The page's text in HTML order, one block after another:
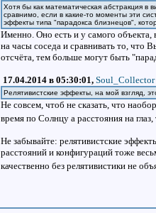
Хотя бы как математическая абстракция в
сравнимо, если в какие-то моменты эти
эффекты типа "парадокса близнецов",
Именно. Оно есть и у самого
на часы соседа и сравнивать то, что
отсчёта, тем больше могут быть
17.04.2014 в 05:30:01, Soul_Collector
Релятивистские эффекты, на мой взгляд,
Не совсем, чтоб не сказать, что
время по Солнцу а расстояния на
Не забывайте: релятивистские
расстояний и конфигураций тоже
качественно без релятивистики не